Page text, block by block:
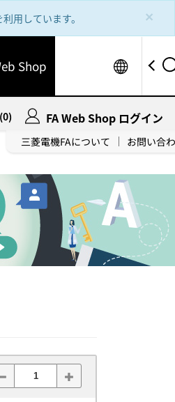
×
用しています。
Shop
三菱電機FAについて お問い合
(0) FA Web Shop ログイン